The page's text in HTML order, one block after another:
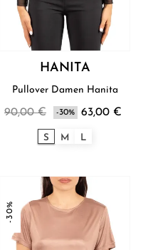
HANITA
Pullover Damen Hanita
90,00 € -30% 63,00 €
S M L
-30%